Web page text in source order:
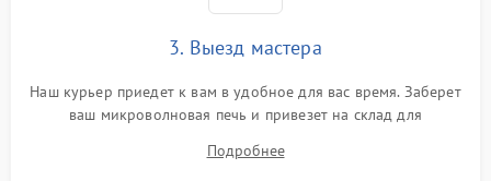
3. Выезд мастера
Наш курьер приедет к вам в удобное для вас время. Заберет
ваш микроволновая печь и привезет на склад для
Подробнее